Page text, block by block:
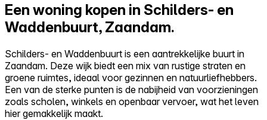
Zelf kopen
Reviews
Prijzen
Log in
Probeer Walter gratis
Een woning kopen in Schilders- en
Waddenbuurt, Zaandam.
Schilders- en Waddenbuurt is een aantrekkelijke buurt in
Zaandam. Deze wijk biedt een mix van rustige straten en
groene ruimtes, ideaal voor gezinnen en natuurliefhebbers.
Een van de sterke punten is de nabijheid van voorzieningen
zoals scholen, winkels en openbaar vervoer, wat het leven
hier gemakkelijk maakt.